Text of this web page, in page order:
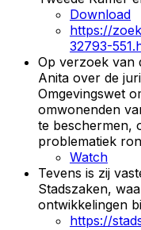
Download
https://
32793-
Op verzoek van
Anita over de
Omgevingswet
omwonenden
te beschermen,
problematiek
Watch
Tevens is zij
Stadszaken,
ontwikkelingen
https://